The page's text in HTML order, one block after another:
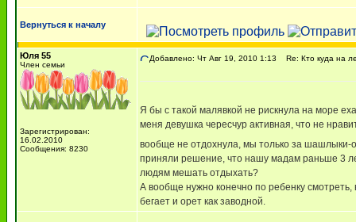
Вернуться к началу
Юля 55
Член семьи
Зарегистрирован:
16.02.2010
Сообщения: 8230
Добавлено: Чт Авг 19, 2010 1:13 Re: Кто куда на
Я бы с такой малявкой не рискнула на море
меня девушка чересчур активная, что не
вообще не отдохнула, мы только за шашлыки-
приняли решение, что нашу мадам раньше 3
людям мешать отдыхать?
А вообще нужно конечно по ребенку смотреть,
бегает и орет как заводной.